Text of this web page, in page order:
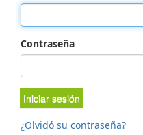
Contraseña
Iniciar sesión
¿Olvidó su contraseña?